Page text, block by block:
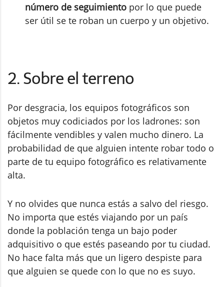
número de seguimiento por lo que puede
ser útil se te roban un cuerpo y un objetivo.
2. Sobre el terreno
Por desgracia, los equipos fotográficos son
objetos muy codiciados por los ladrones: son
fácilmente vendibles y valen mucho dinero. La
probabilidad de que alguien intente robar todo o
parte de tu equipo fotográfico es relativamente
alta.
Y no olvides que nunca estás a salvo del riesgo.
No importa que estés viajando por un país
donde la población tenga un bajo poder
adquisitivo o que estés paseando por tu ciudad.
No hace falta más que un ligero despiste para
que alguien se quede con lo que no es suyo.